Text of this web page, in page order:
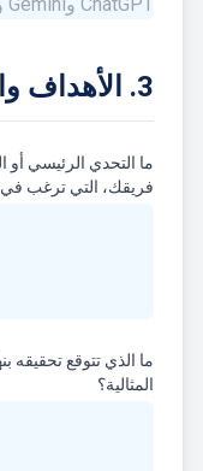
3. الأهداف والتحديات
ما التحدي الرئيسي أو
فريقك، التي ترغب في
ما الذي تتوقع تحقيقه
المثالية؟